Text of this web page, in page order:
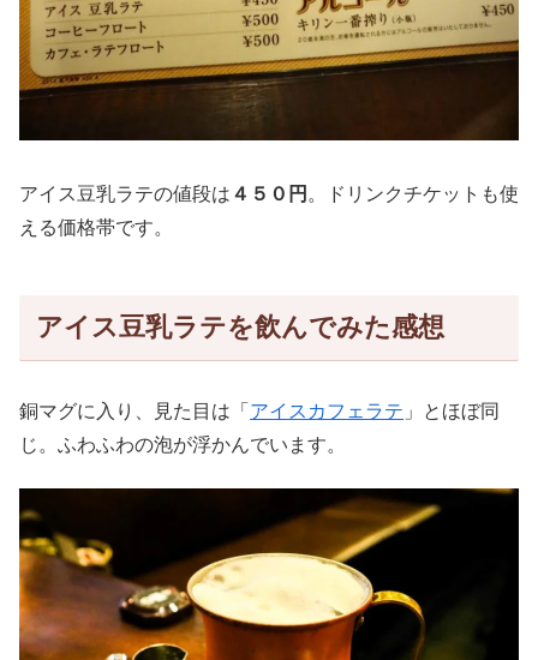
アイス豆乳ラテの値段は ４５０円 。ドリンクチケットも使
える価格帯です。
アイス豆乳ラテを飲んでみた感想
銅マグに入り、見た目は「 アイスカフェラテ 」とほぼ同
じ。ふわふわの泡が浮かんでいます。